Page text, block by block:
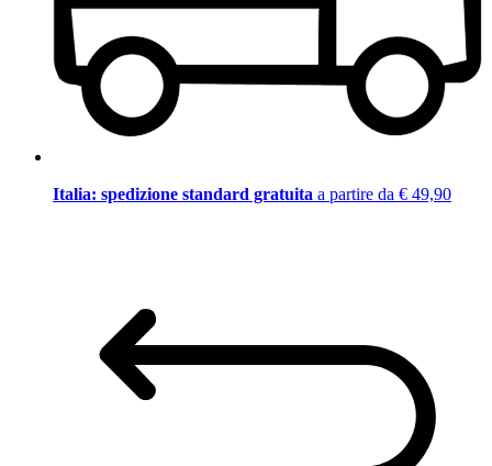
Italia: spedizione standard gratuita a partire da € 49,90